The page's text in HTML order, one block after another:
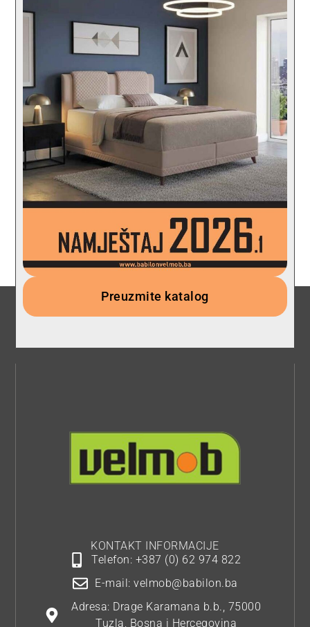
Preuzmite katalog
KONTAKT INFORMACIJE
Telefon: +387 (0) 62 974 822
E-mail: velmob@babilon.ba
Adresa: Drage Karamana b.b., 75000
Tuzla, Bosna i Hercegovina